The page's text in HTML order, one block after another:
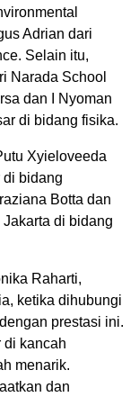
Adrian dari
Selain itu,
Narada School
dan I Nyoman
di bidang fisika.
Xyieloveeda
di bidang
Botta dan
di bidang
Raharti,
ketika dihubungi
prestasi ini.
di kancah
menarik.
dan